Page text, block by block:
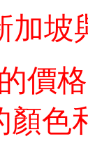
加坡
價
顏色